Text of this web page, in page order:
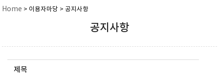
Home > 이용자마당 > 공지사항
공지사항
제목